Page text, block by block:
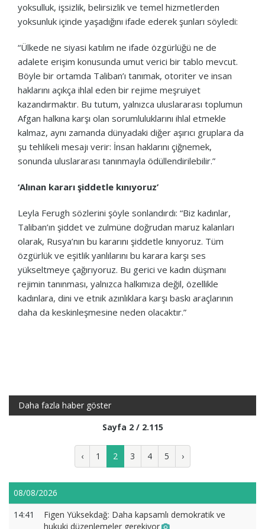
yoksulluk, işsizlik, belirsizlik ve temel hizmetlerden
yoksunluk içinde yaşadığını ifade ederek şunları söyledi:
“Ülkede ne siyasi katılım ne ifade özgürlüğü ne de
adalete erişim konusunda umut verici bir tablo mevcut.
Böyle bir ortamda Taliban’ı tanımak, otoriter ve insan
haklarını açıkça ihlal eden bir rejime meşruiyet
kazandırmaktır. Bu tutum, yalnızca uluslararası toplumun
Afgan halkına karşı olan sorumluluklarını ihlal etmekle
kalmaz, aynı zamanda dünyadaki diğer aşırıcı gruplara da
şu tehlikeli mesajı verir: İnsan haklarını çiğnemek,
sonunda uluslararası tanınmayla ödüllendirilebilir.”
‘Alınan kararı şiddetle kınıyoruz’
Leyla Ferugh sözlerini şöyle sonlandırdı: “Biz kadınlar,
Taliban’ın şiddet ve zulmüne doğrudan maruz kalanları
olarak, Rusya’nın bu kararını şiddetle kınıyoruz. Tüm
özgürlük ve eşitlik yanlılarını bu karara karşı ses
yükseltmeye çağırıyoruz. Bu gerici ve kadın düşmanı
rejimin tanınması, yalnızca halkımıza değil, özellikle
kadınlara, dini ve etnik azınlıklara karşı baskı araçlarının
daha da keskinleşmesine neden olacaktır.”
Daha fazla haber göster
Sayfa 2 / 2.115
‹ 1 2 3 4 5 ›
08/08/2026
14:41
Figen Yüksekdağ: Daha kapsamlı demokratik ve
hukuki düzenlemeler gerekiyor